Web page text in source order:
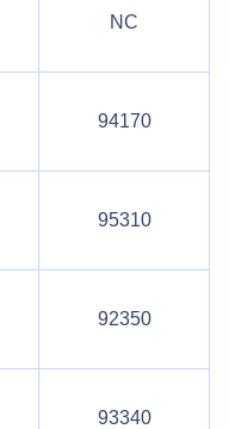
NC
94170
95310
92350
93340